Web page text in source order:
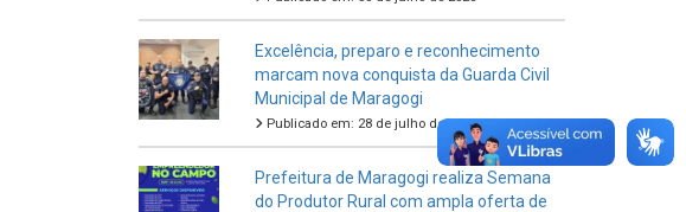
Excelência, preparo e reconhecimento
marcam nova conquista da Guarda Civil
Municipal de Maragogi
Publicado em: 28 de julho de 2026
Prefeitura de Maragogi realiza Semana
do Produtor Rural com ampla oferta de